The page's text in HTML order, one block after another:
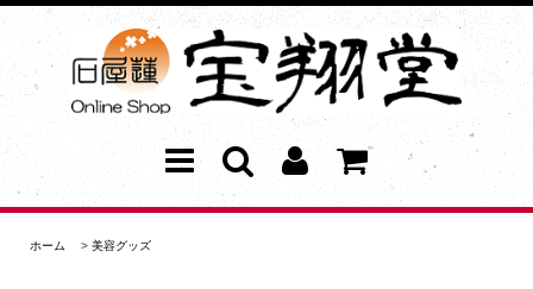
ホーム > 美容グッズ